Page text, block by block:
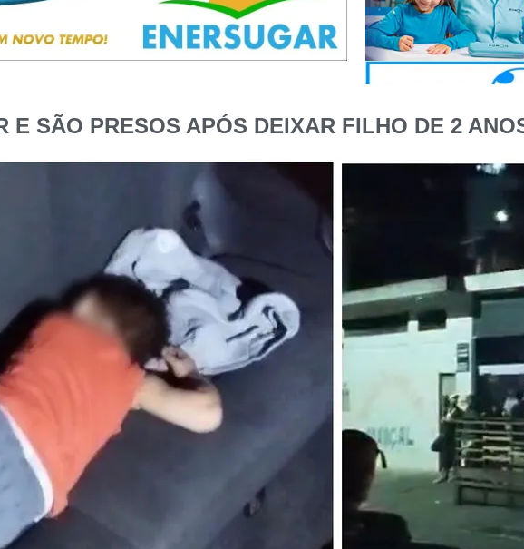
E SÃO PRESOS APÓS DEIXAR FILHO DE 2